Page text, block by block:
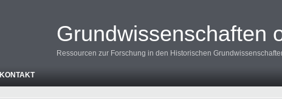
Grundwissenschaften
Ressourcen zur Forschung in den Historischen
KONTAKT